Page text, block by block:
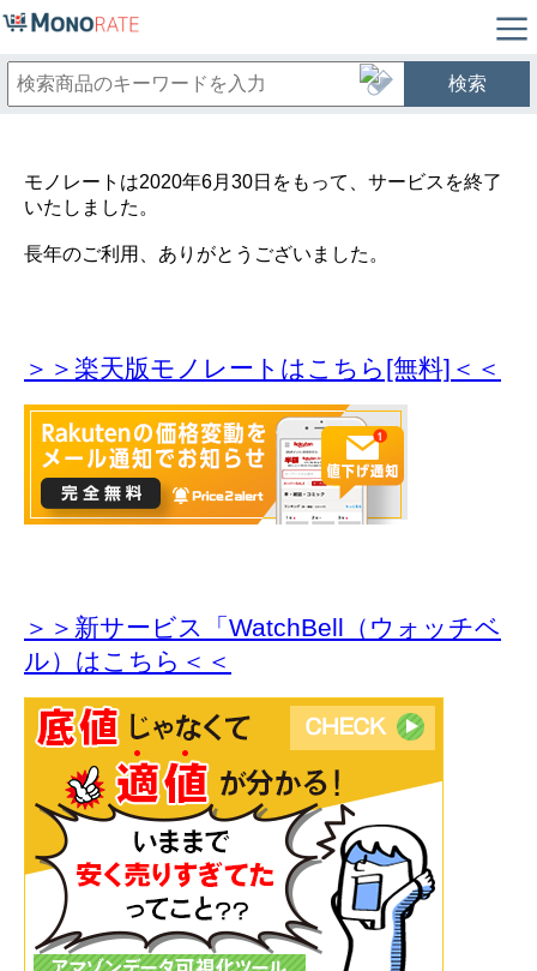
検索
モノレートは2020年6月30日をもって、サービスを終了
いたしました。
長年のご利用、ありがとうございました。
＞＞楽天版モノレートはこちら[無料]＜＜
＞＞新サービス「WatchBell（ウォッチベ
ル）はこちら＜＜